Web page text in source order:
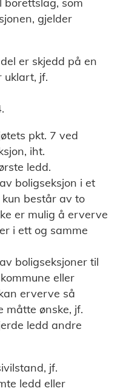
gjelder
er skjedd på en
uklart, jf.
pkt. 7 ved
iht.
ledd.
boligseksjon i et
kun består av to
er mulig å erverve
i ett og samme
boligseksjoner til
eller
erverve så
måtte ønske, jf.
ledd andre
jf.
ledd eller